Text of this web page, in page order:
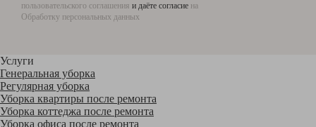
пользовательского соглашения и даёте согласие на
Обработку персональных данных
Услуги
Генеральная уборка
Регулярная уборка
Уборка квартиры после ремонта
Уборка коттеджа после ремонта
Уборка офиса после ремонта